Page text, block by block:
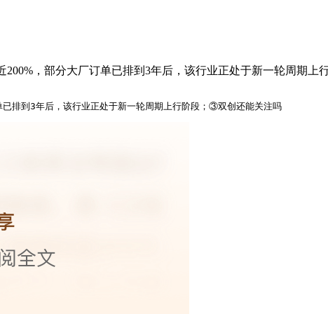
，部分大厂订单已排到3年后，该行业正处于新一轮周期上
排到3年后，该行业正处于新一轮周期上行阶段；③双创还能关注吗